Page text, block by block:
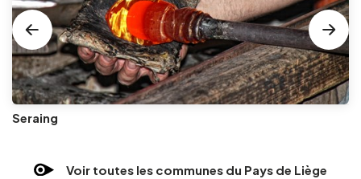
Seraing
Voir toutes les communes du Pays de Liège